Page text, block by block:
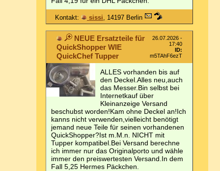
Kontakt: sissi, 14197 Berlin
NEUE Ersatzteile für
QuickShopper WIE
QuickChef Tupper
26.07.2026 -
17:40
ID:
m5TAhF6ezT
ALLES vorhanden bis auf
den Deckel.Alles neu,auch
das Messer.Bin selbst bei
Internetkauf über
Kleinanzeige Versand
beschubst worden!Kam ohne Deckel an!Ich
kanns nicht verwenden,vielleicht benötigt
jemand neue Teile für seinen vorhandenen
QuickShopper?Ist m.M.n. NICHT mit
Tupper kompatibel.Bei Versand berechne
ich immer nur das Originalporto und wähle
immer den preiswertesten Versand.In dem
Fall 5,25 Hermes Päckchen.